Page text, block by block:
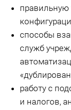
правильную
способы
служб
работу с
и налогов,